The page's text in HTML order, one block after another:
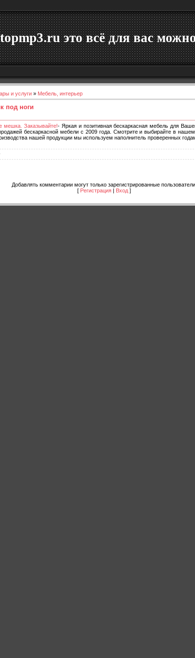
это всё для вас
и услуги » Мебель, интерьер
под ноги
мешка. Заказывайте!- Яркая и позитивная бескаркасная мебель для
бескаркасной мебели с 2009 года. Смотрите и выбирайте в
нашей продукции мы используем наполнитель проверенных
Добавлять комментарии могут только зарегистрированные пользователи.
[ Регистрация | Вход ]